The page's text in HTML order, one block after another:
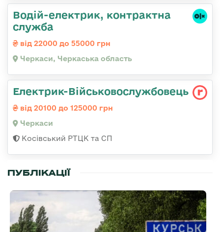
Водій-електрик, контрактна
служба
від 22000 до 55000 грн
Черкаси, Черкаська область
Електрик-Військовослужбовець
від 20100 до 125000 грн
Черкаси
Косівський РТЦК та СП
ПУБЛІКАЦІЇ